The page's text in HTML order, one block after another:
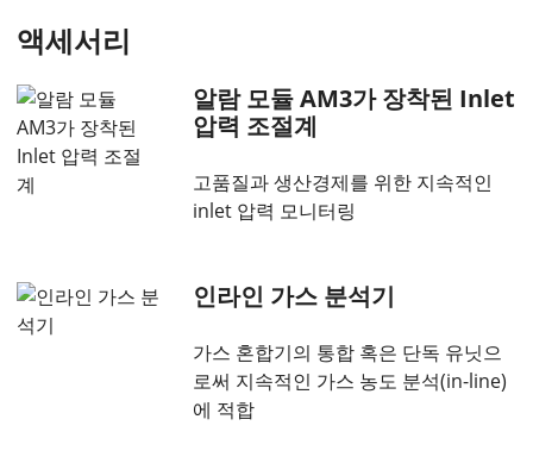
액세서리
알람 모듈 AM3가 장착된 Inlet
압력 조절계
고품질과 생산경제를 위한 지속적인
inlet 압력 모니터링
인라인 가스 분석기
가스 혼합기의 통합 혹은 단독 유닛으
로써 지속적인 가스 농도 분석(in-line)
에 적합